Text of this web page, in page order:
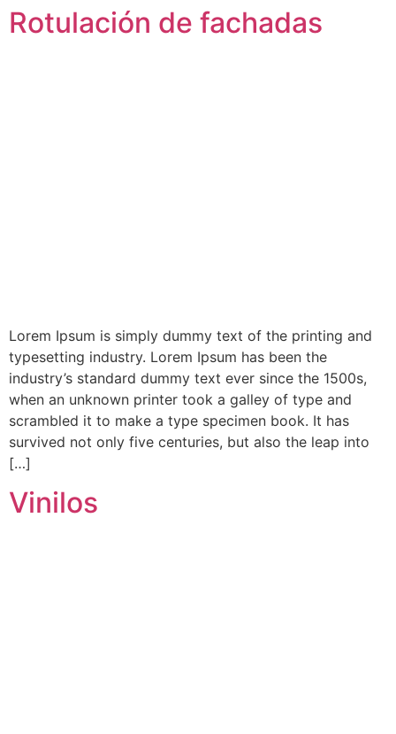
Rotulación de fachadas
Lorem Ipsum is simply dummy text of the printing and
typesetting industry. Lorem Ipsum has been the
industry’s standard dummy text ever since the 1500s,
when an unknown printer took a galley of type and
scrambled it to make a type specimen book. It has
survived not only five centuries, but also the leap into
[…]
Vinilos